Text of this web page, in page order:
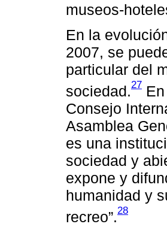
museos-
En la
2007, se
particular del
sociedad.27
Consejo
Asamblea
es una
sociedad y
expone y
humanidad y
recreo”.28